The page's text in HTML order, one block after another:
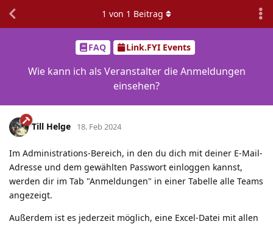
FAQ Link.FYI Events
Wie kann ich als Veranstalter die Anmeldungen
einsehen?
1 von 1 Beitrag
Till Helge 18. Feb 2024
Im Administrations-Bereich, in den du dich mit deiner E-Mail-
Adresse und dem gewählten Passwort einloggen kannst,
werden dir im Tab "Anmeldungen" in einer Tabelle alle Teams
angezeigt.
Außerdem ist es jederzeit möglich, eine Excel-Datei mit allen